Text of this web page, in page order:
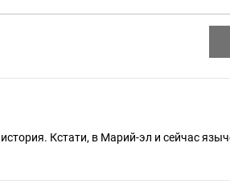
Кстати, в Марий-эл и сейчас